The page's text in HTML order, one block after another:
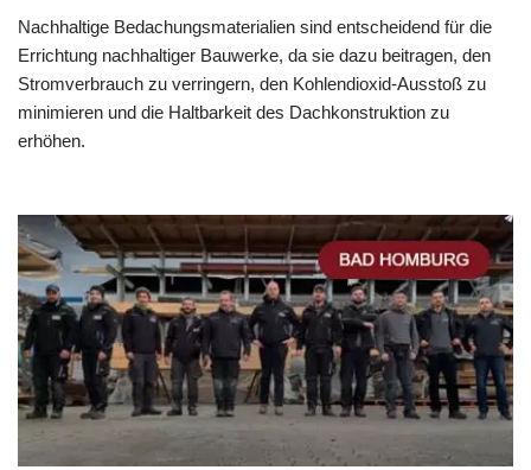
Nachhaltige Bedachungsmaterialien sind entscheidend für die
Errichtung nachhaltiger Bauwerke, da sie dazu beitragen, den
Stromverbrauch zu verringern, den Kohlendioxid-Ausstoß zu
minimieren und die Haltbarkeit des Dachkonstruktion zu
erhöhen.